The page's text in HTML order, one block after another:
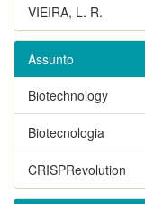
VIEIRA, L. R.
Assunto
Biotechnology
Biotecnologia
CRISPRevolution